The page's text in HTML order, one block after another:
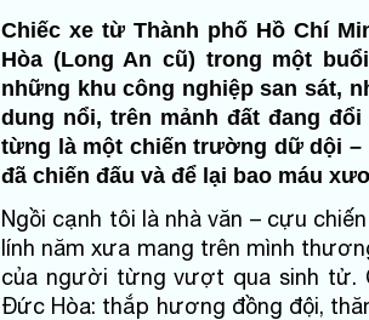
Chiếc xe từ Thành phố Hồ Chí
Hòa (Long An cũ) trong một
những khu công nghiệp san sát,
dung nổi, trên mảnh đất đang
từng là một chiến trường dữ dội –
đã chiến đấu và để lại bao máu
Ngồi cạnh tôi là nhà văn – cựu
lính năm xưa mang trên mình
của người từng vượt qua sinh tử.
Đức Hòa: thắp hương đồng đội,